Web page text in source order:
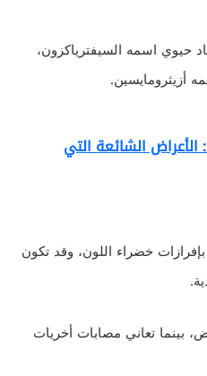
حيوي اسمه السيفترياكزون،
الشائعة التي
خضراء اللون، وقد تكون
بينما تعاني مصابات أخريات